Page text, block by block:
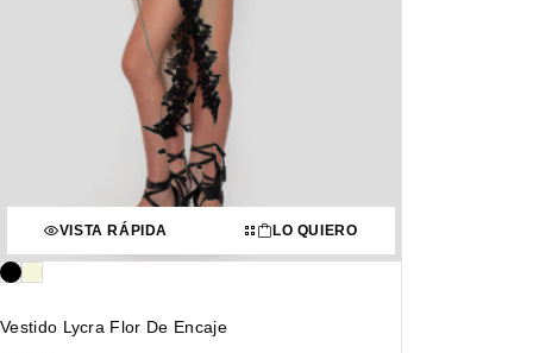
VISTA RÁPIDA LO QUIERO
Vestido Lycra Flor De Encaje